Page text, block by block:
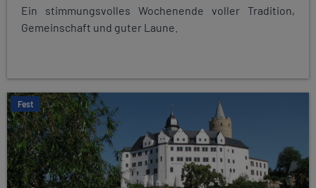
Ein stimmungsvolles Wochenende voller Tradition,
Gemeinschaft und guter Laune.
Fest